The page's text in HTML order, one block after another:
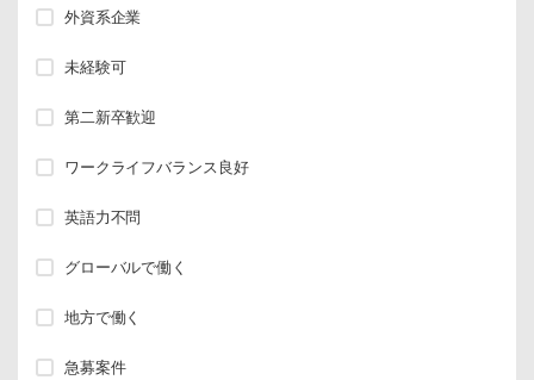
外資系企業
未経験可
第二新卒歓迎
ワークライフバランス良好
英語力不問
グローバルで働く
地方で働く
急募案件